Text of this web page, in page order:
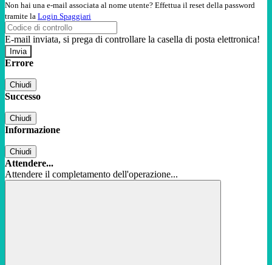
Non hai una e-mail associata al nome utente? Effettua il reset della password
tramite la Login Spaggiari
E-mail inviata, si prega di controllare la casella di posta elettronica!
Errore
Chiudi
Successo
Chiudi
Informazione
Chiudi
Attendere...
Attendere il completamento dell'operazione...